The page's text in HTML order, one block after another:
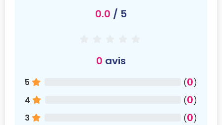
0.0 / 5
0 avis
5 (0)
4
(0)
3
(0)